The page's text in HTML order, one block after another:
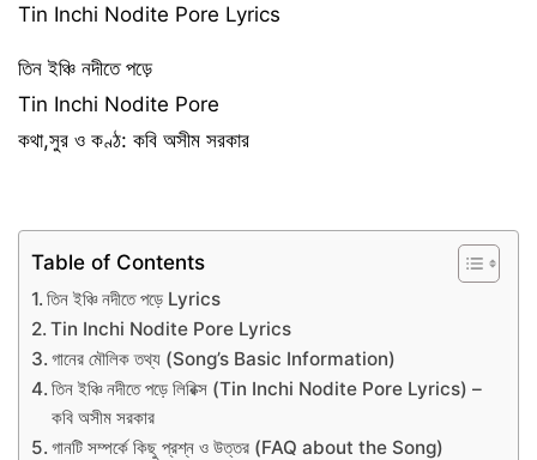
Tin Inchi Nodite Pore Lyrics
তিন ইঞ্চি নদীতে পড়ে
Tin Inchi Nodite Pore
কথা,সুর ও কণ্ঠ: কবি অসীম সরকার
Table of Contents
তিন ইঞ্চি নদীতে পড়ে Lyrics
Tin Inchi Nodite Pore Lyrics
গানের মৌলিক তথ্য (Song’s Basic Information)
তিন ইঞ্চি নদীতে পড়ে লিরিক্স (Tin Inchi Nodite Pore Lyrics) –
কবি অসীম সরকার
গানটি সম্পর্কে কিছু প্রশ্ন ও উত্তর (FAQ about the Song)